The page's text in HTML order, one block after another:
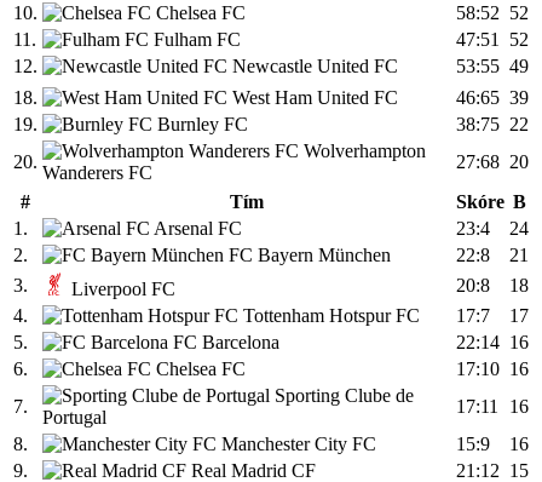
10.
Chelsea FC 58:52 52
11.
Fulham FC 47:51
52
12.
Newcastle United FC 53:55 49
18.
West Ham United FC 46:65 39
19.
Burnley FC 38:75 22
20.
Wolverhampton
Wanderers FC
27:68 20
#
Tím Skóre B
1.
Arsenal FC 23:4
24
2.
FC Bayern München 22:8
21
3.
Liverpool FC 20:8
18
4.
Tottenham Hotspur FC 17:7
17
5.
FC Barcelona 22:14 16
6.
Chelsea FC 17:10 16
7.
Sporting Clube de
Portugal
17:11
16
8.
Manchester City FC 15:9
16
9.
Real Madrid CF 21:12 15